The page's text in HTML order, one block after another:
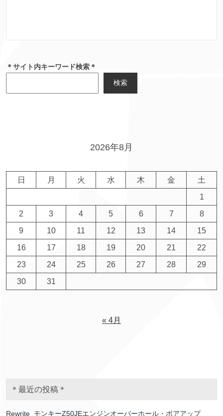
＊サイト内キーワード検索＊
検索
2026年8月
日 月 火 水 木 金
土
1
2
3 4 5 6 7
8
9
10 11 12 13 14
15
16
17 18 19 20 21
22
23
24 25 26 27 28
29
30
31
« 4月
＊最近の投稿＊
Rewrite_モンキーZ50JEエンジンオーバーホール・ボアアップ